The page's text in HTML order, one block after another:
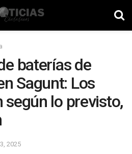
baterías de
Sagunt: Los
según lo previsto,
2025